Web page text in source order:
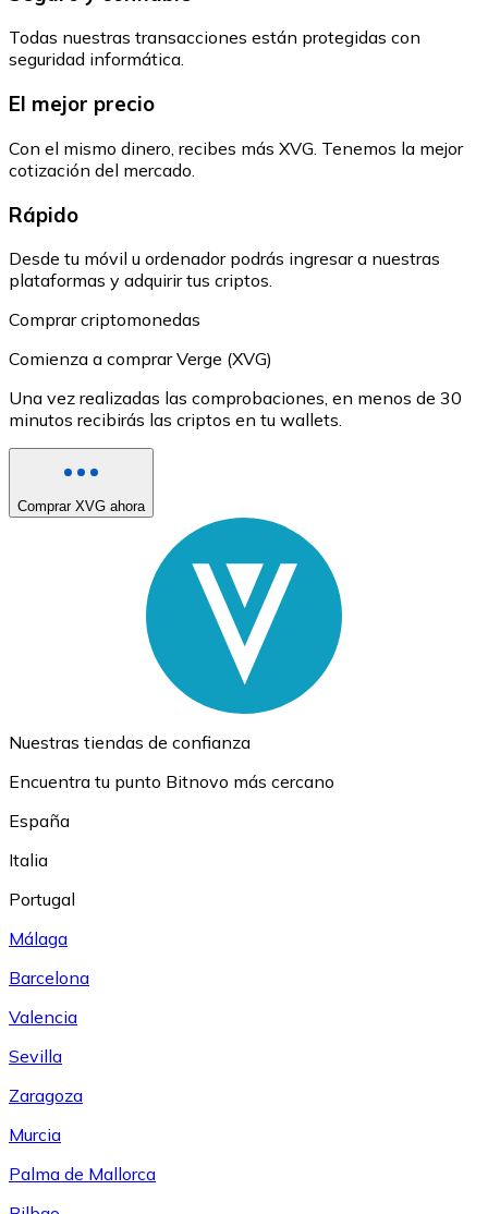
Todas nuestras transacciones están protegidas con
seguridad informática.
El mejor precio
Con el mismo dinero, recibes más XVG. Tenemos la mejor
cotización del mercado.
Rápido
Desde tu móvil u ordenador podrás ingresar a nuestras
plataformas y adquirir tus criptos.
Comprar criptomonedas
Comienza a comprar Verge (XVG)
Una vez realizadas las comprobaciones, en menos de 30
minutos recibirás las criptos en tu wallets.
Comprar XVG ahora
Nuestras tiendas de confianza
Encuentra tu punto Bitnovo más cercano
España
Italia
Portugal
Málaga
Barcelona
Valencia
Sevilla
Zaragoza
Murcia
Palma de Mallorca